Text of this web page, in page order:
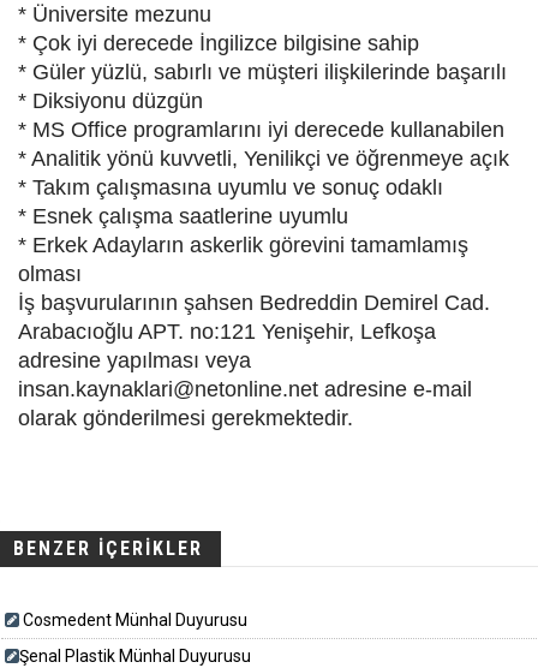
* Üniversite mezunu
* Çok iyi derecede İngilizce bilgisine sahip
* Güler yüzlü, sabırlı ve müşteri ilişkilerinde başarılı
* Diksiyonu düzgün
* MS Office programlarını iyi derecede kullanabilen
* Analitik yönü kuvvetli, Yenilikçi ve öğrenmeye açık
* Takım çalışmasına uyumlu ve sonuç odaklı
* Esnek çalışma saatlerine uyumlu
* Erkek Adayların askerlik görevini tamamlamış
olması
İş başvurularının şahsen Bedreddin Demirel Cad.
Arabacıoğlu APT. no:121 Yenişehir, Lefkoşa
adresine yapılması veya
insan.kaynaklari@netonline.net adresine e-mail
olarak gönderilmesi gerekmektedir.
BENZER İÇERİKLER
Cosmedent Münhal Duyurusu
​​​Şenal Plastik Münhal Duyurusu